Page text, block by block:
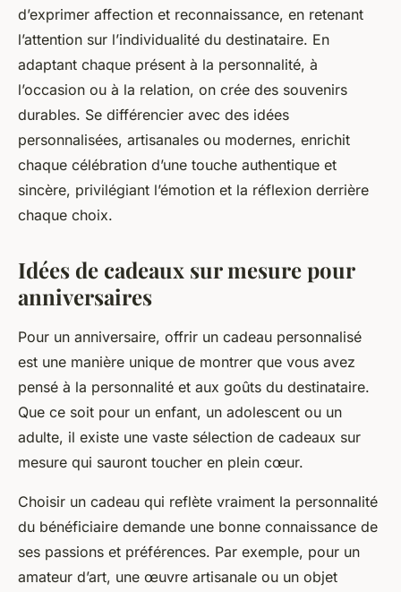
d’exprimer affection et reconnaissance, en retenant
l’attention sur l’individualité du destinataire. En
adaptant chaque présent à la personnalité, à
l’occasion ou à la relation, on crée des souvenirs
durables. Se différencier avec des idées
personnalisées, artisanales ou modernes, enrichit
chaque célébration d’une touche authentique et
sincère, privilégiant l’émotion et la réflexion derrière
chaque choix.
Idées de cadeaux sur mesure pour
anniversaires
Pour un anniversaire, offrir un cadeau personnalisé
est une manière unique de montrer que vous avez
pensé à la personnalité et aux goûts du destinataire.
Que ce soit pour un enfant, un adolescent ou un
adulte, il existe une vaste sélection de cadeaux sur
mesure qui sauront toucher en plein cœur.
Choisir un cadeau qui reflète vraiment la personnalité
du bénéficiaire demande une bonne connaissance de
ses passions et préférences. Par exemple, pour un
amateur d’art, une œuvre artisanale ou un objet